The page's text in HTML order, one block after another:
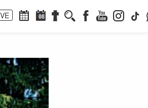
08